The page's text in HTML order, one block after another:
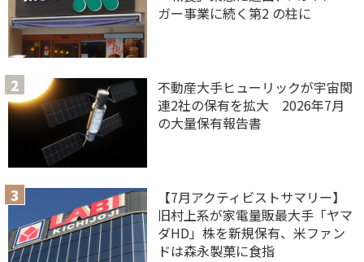
ガー事業に続く第2 の柱に
不動産大手ヒューリックが宇宙関
連2社の保有を拡大 2026年7月
の大量保有報告書
【7月アクティビストサマリー】
旧村上系が家電量販最大手「ヤマ
ダHD」株を新規保有、米ファン
ドは森永製菓に食指